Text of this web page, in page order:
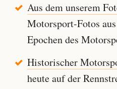
Aus dem unserem
Motorsport-Fotos
Epochen des
Historischer
heute auf der